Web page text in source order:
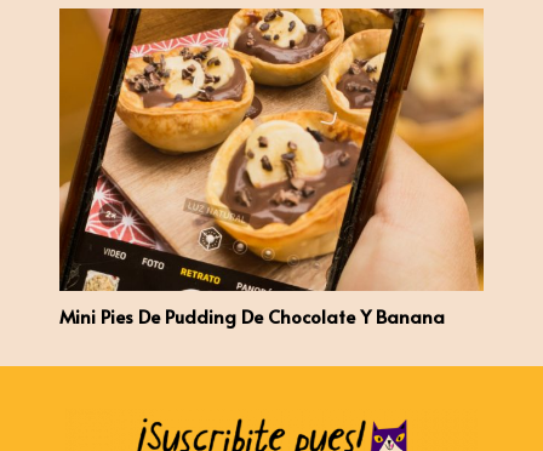
Mini Pies De Pudding De Chocolate Y Banana